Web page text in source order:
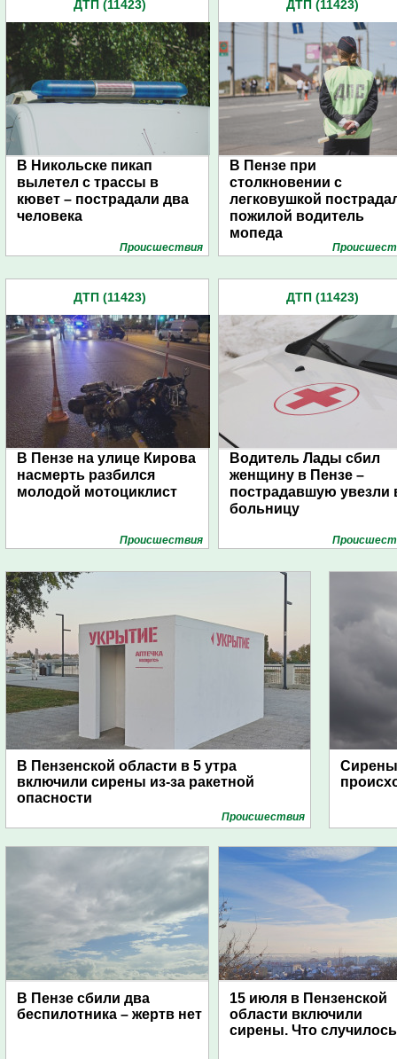
ДТП (11423)
В Никольске пикап
вылетел с трассы в
кювет – пострадали два
человека
Проиcшествия
ДТП (11423)
В Пензе при
столкновении с
легковушкой
пожилой водитель
мопеда
ДТП (11423)
В Пензе на улице Кирова
насмерть разбился
молодой мотоциклист
Проиcшествия
ДТП (11423)
Водитель Лады сбил
женщину в Пензе –
пострадавшую увезли
больницу
В Пензенской области в 5 утра
включили сирены из-за ракетной
опасности
Проиcшествия
Сирены
В Пензе сбили два
беспилотника – жертв нет
15 июля в Пензенской
области включили
сирены. Что